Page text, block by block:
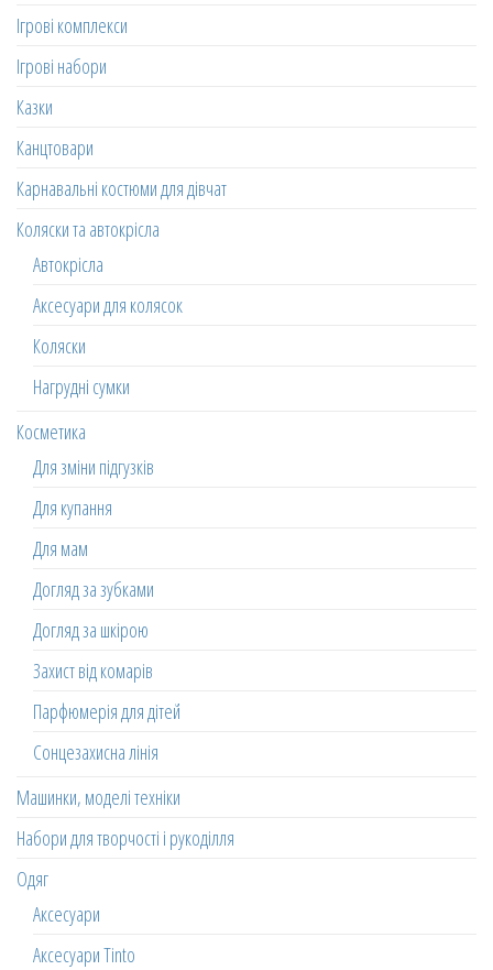
Ігрові комплекси
Ігрові набори
Казки
Канцтовари
Карнавальні костюми для дівчат
Коляски та автокрісла
Автокрісла
Аксесуари для колясок
Коляски
Нагрудні сумки
Косметика
Для зміни підгузків
Для купання
Для мам
Догляд за зубками
Догляд за шкірою
Захист від комарів
Парфюмерія для дітей
Сонцезахисна лінія
Машинки, моделі техніки
Набори для творчості і рукоділля
Одяг
Аксесуари
Аксесуари Tinto